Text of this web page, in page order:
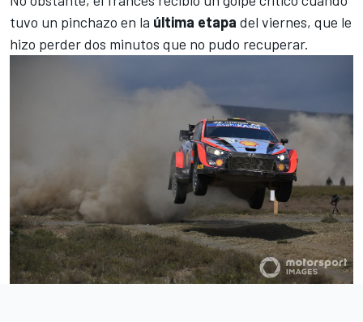
tuvo un pinchazo en la última etapa del viernes, que le
hizo perder dos minutos que no pudo recuperar.